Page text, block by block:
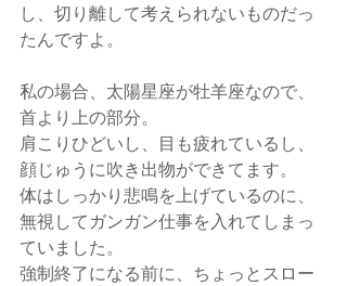
し、切り離して考えられないものだっ
たんですよ。
私の場合、太陽星座が牡羊座なので、
首より上の部分。
肩こりひどいし、目も疲れているし、
顔じゅうに吹き出物ができてます。
体はしっかり悲鳴を上げているのに、
無視してガンガン仕事を入れてしまっ
ていました。
強制終了になる前に、ちょっとスロー